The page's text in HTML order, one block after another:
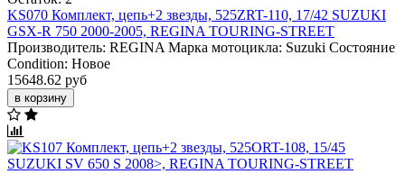
KS070 Комплект, цепь+2 звезды, 525ZRT-110, 17/42 SUZUKI
GSX-R 750 2000-2005, REGINA TOURING-STREET
Производитель: REGINA Марка мотоцикла: Suzuki Состояние
Condition: Новое
15648.62 руб
в корзину